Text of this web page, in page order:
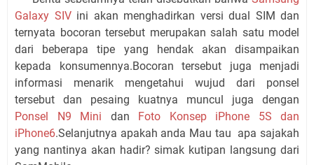
Galaxy SIVini akan menghadirkan versi dual SIM dan
ternyata bocoran tersebut merupakan salah satu model
dari beberapa tipe yang hendak akan disampaikan
kepada konsumennya.Bocoran tersebut juga menjadi
informasi menarik mengetahui wujud dari ponsel
tersebut dan pesaing kuatnya muncul juga dengan
Ponsel N9 Mini dan Foto Konsep iPhone 5S dan
iPhone6.Selanjutnya apakah anda Mau tau apa sajakah
yang nantinya akan hadir? simak kutipan langsung dari